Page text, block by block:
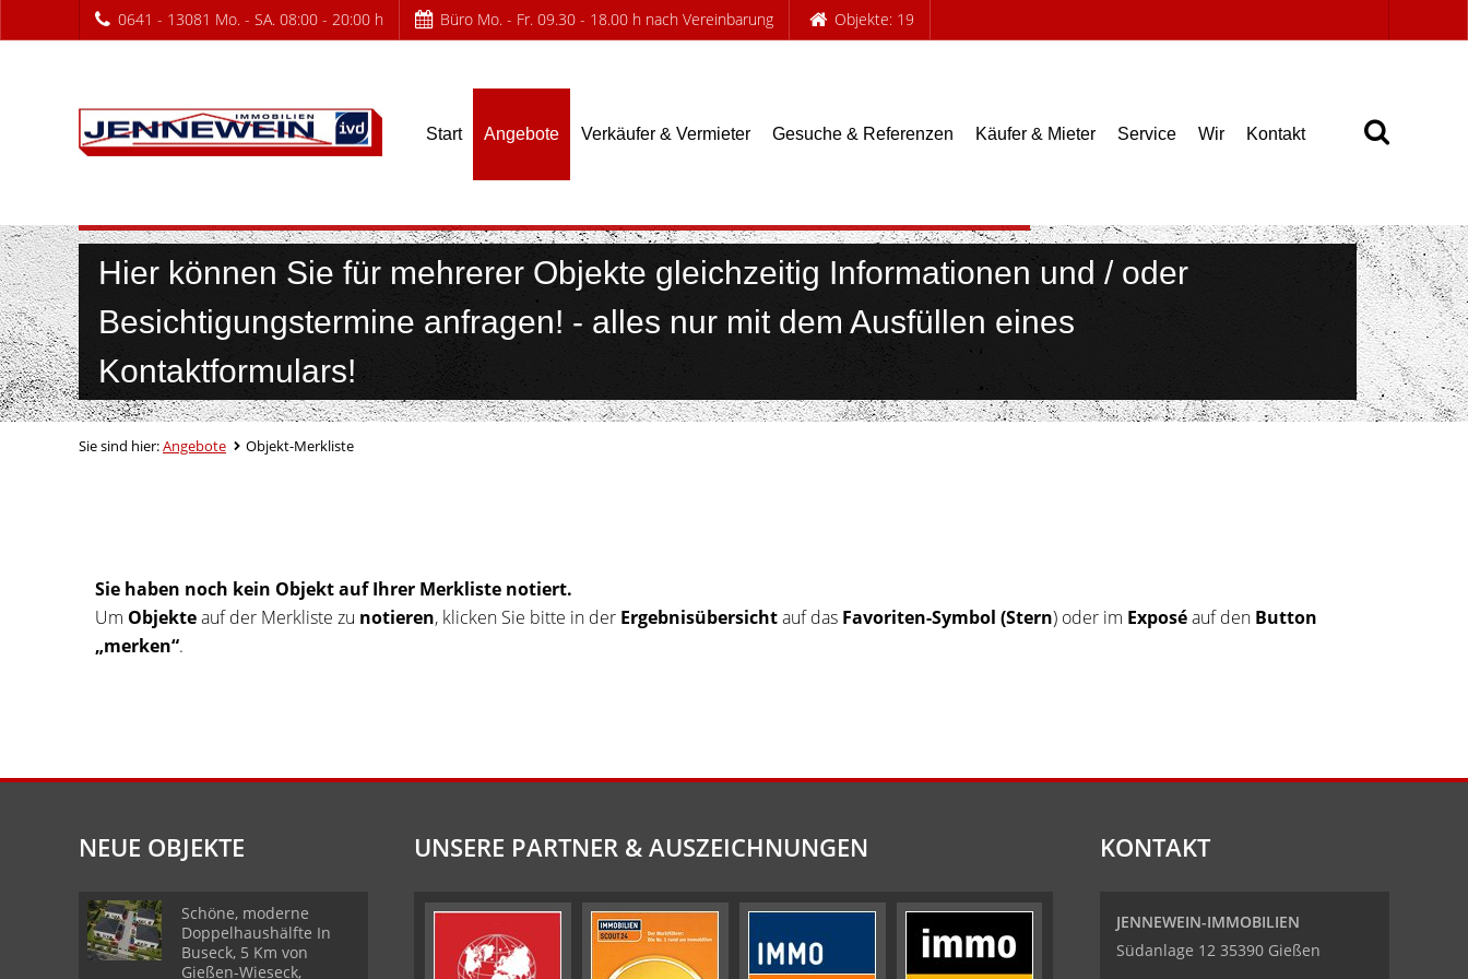
0641 - 13081 Mo. - SA. 08:00 - 20:00 h Büro Mo. - Fr. 09.30 - 18.00 h nach Vereinbarung Objekte: 19
Start Angebote Verkäufer & Vermieter Gesuche & Referenzen Käufer & Mieter Service Wir Kontakt
Objektmerkliste und Objektsammelanfragen
Hier können Sie für mehrerer Objekte gleichzeitig Informationen und / oder
Besichtigungstermine anfragen! - alles nur mit dem Ausfüllen eines
Kontaktformulars!
Sie sind hier:Angebote Objekt-Merkliste
Sie haben noch kein Objekt auf Ihrer Merkliste notiert.
Um Objekteauf der Merkliste zu notieren, klicken Sie bitte in der Ergebnisübersichtauf das Favoriten-Symbol (Stern) oder im Exposéauf den Button
„merken“.
NEUE OBJEKTE
Schöne, moderne
Doppelhaushälfte In
Buseck, 5 Km von
Gießen-Wieseck,
UNSERE PARTNER & AUSZEICHNUNGEN KONTAKT
JENNEWEIN-IMMOBILIEN
Südanlage 12 35390 Gießen